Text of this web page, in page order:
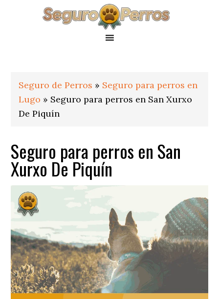
Seguro de Perros » Seguro para perros en
Lugo » Seguro para perros en San Xurxo
De Piquín
Seguro para perros en San
Xurxo De Piquín